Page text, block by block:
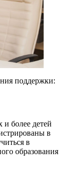
поддержки:
более детей
в
в
образования